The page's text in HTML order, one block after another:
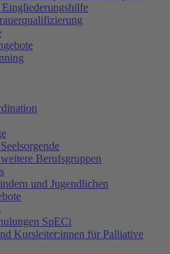
Berufsgruppen
und Jugendlichen
SpECi
Kursleiter:innen für Palliative